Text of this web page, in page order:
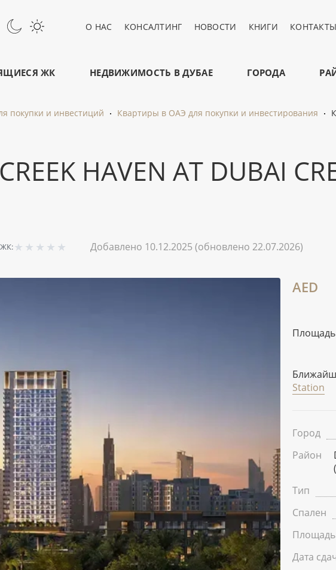
О НАС КОНСАЛТИНГ НОВОСТИ КНИГИ КОНТАКТЫ
ЖК НЕДВИЖИМОСТЬ В ДУБАЕ ГОРОДА
покупки и инвестиций Квартиры в ОАЭ для покупки и инвестирования
HAVEN AT DUBAI
★ ★ ★ ★ ★ Добавлено 10.12.2025 (обновлено 22.07.2026)
AED
Площадь
Station
Город
Район
Тип
Спален
Площадь
Дата